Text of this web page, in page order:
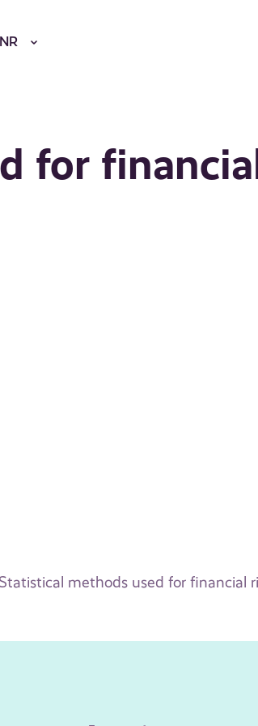
for
Statistical methods used for financial